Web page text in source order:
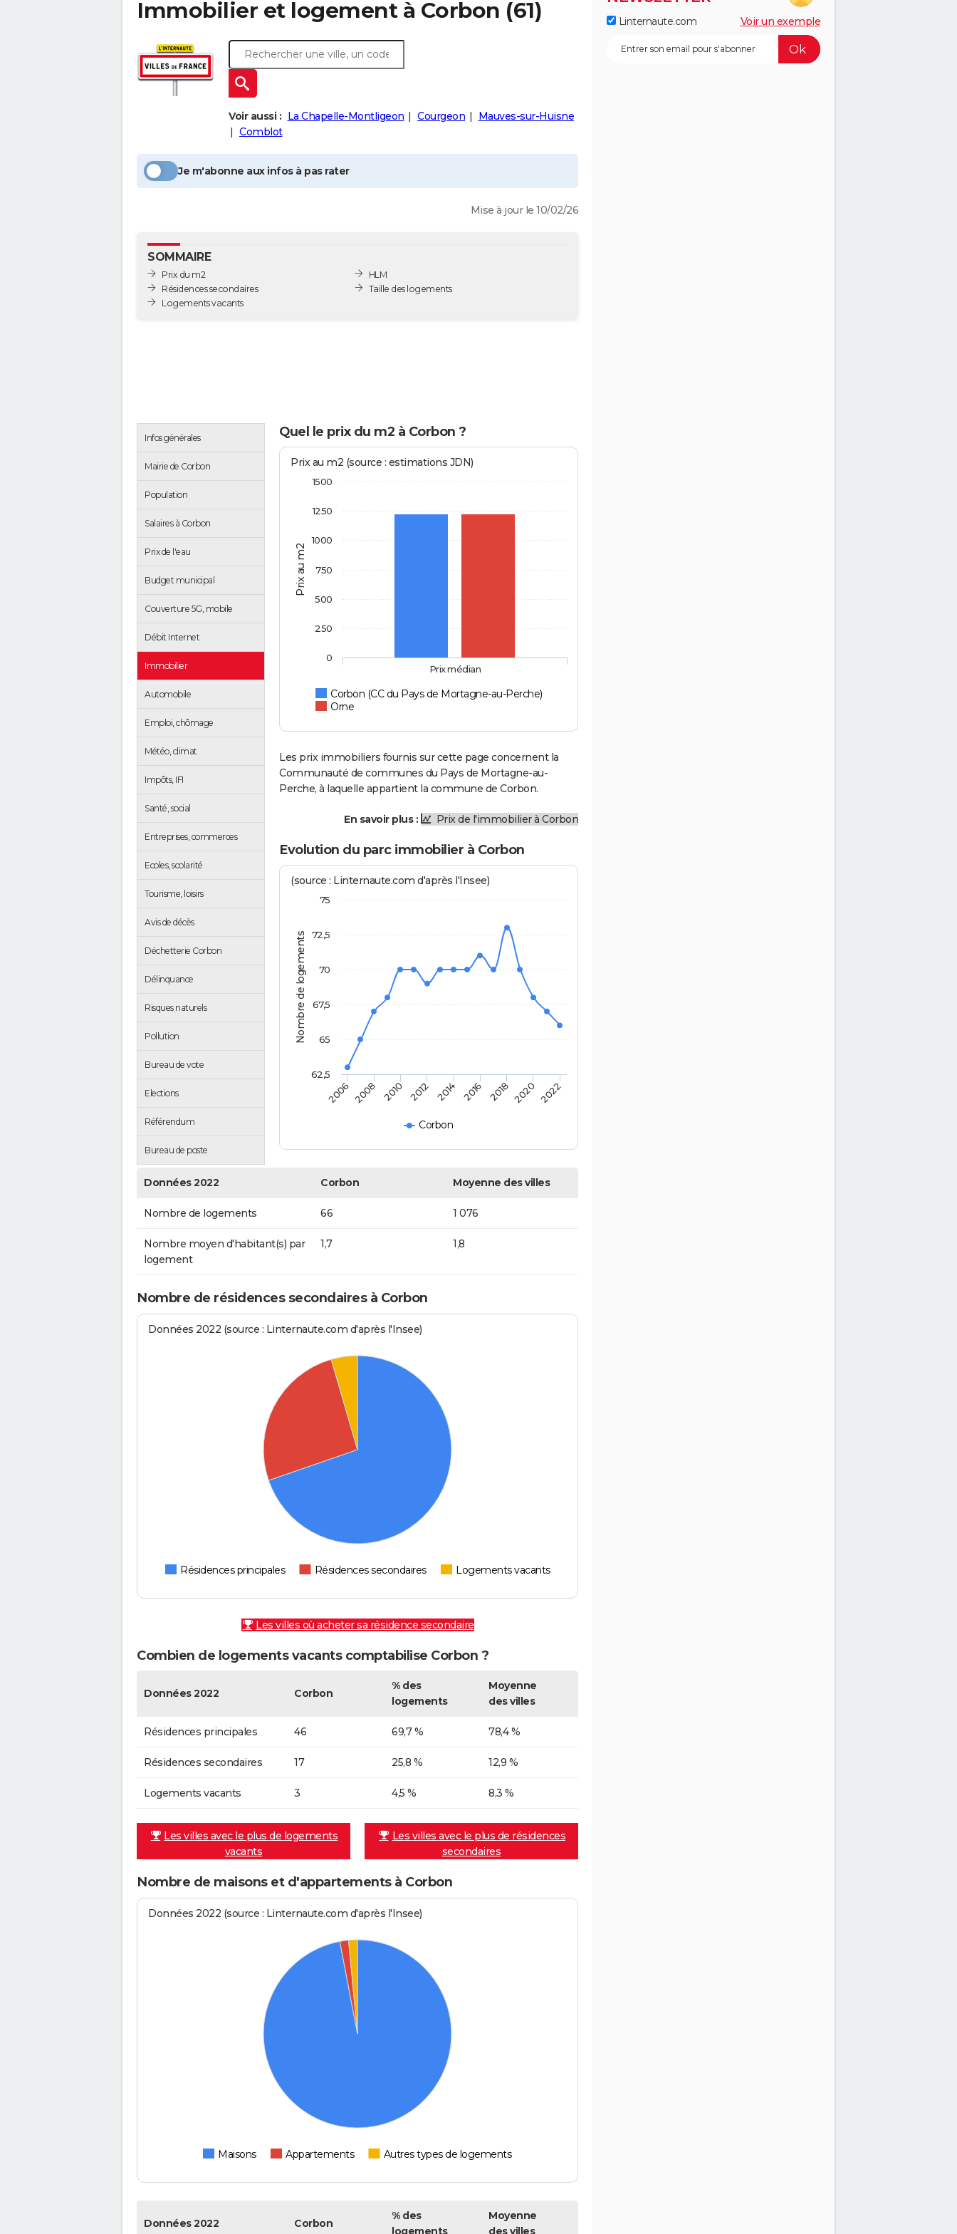
Immobilier et logement à Corbon (61)
Voir aussi : La Chapelle-Montligeon Courgeon
Mauves-sur-Huisne
Comblot
Je m'abonne aux infos à pas rater
Mise à jour le 10/02/26
SOMMAIRE
Prix du m2
Résidences secondaires
Logements vacants
HLM
Taille des logements
Infos générales
Mairie de Corbon
Population
Salaires à Corbon
Prix de l'eau
Budget municipal
Couverture 5G, mobile
Débit Internet
Immobilier
Automobile
Emploi, chômage
Météo, climat
Impôts, IFI
Santé, social
Entreprises, commerces
Ecoles, scolarité
Tourisme, loisirs
Avis de décès
Déchetterie Corbon
Délinquance
Risques naturels
Pollution
Bureau de vote
Elections
Référendum
Bureau de poste
Quel le prix du m2 à Corbon ?
Prix au m2
Prix au m2 (source : estimations JDN)
Corbon (CC du Pays de Mortagne-au-Perche)
Orne
Prix médian
0
250
500
750
1000
1250
1500
Les prix immobiliers fournis sur cette page concernent la
Communauté de communes du Pays de Mortagne-au-
Perche, à laquelle appartient la commune de Corbon.
En savoir plus : Prix de l'immobilier à Corbon
Evolution du parc immobilier à Corbon
Nombre de logements
(source : Linternaute.com d'après l'Insee)
Corbon
2006 2008 2010 2012 2014 2016 2018 2020 2022
62,5
65
67,5
70
72,5
75
Données 2022 Corbon Moyenne des villes
Nombre de logements 66 1 076
Nombre moyen d'habitant(s) par
logement
1,7 1,8
Nombre de résidences secondaires à Corbon
Données 2022 (source : Linternaute.com d'après l'Insee)
Résidences principales Résidences secondaires Logements vacants
Les villes où acheter sa résidence secondaire
Combien de logements vacants comptabilise Corbon ?
Données 2022 Corbon
% des
logements
Moyenne
des villes
Résidences principales 46 69,7 % 78,4 %
Résidences secondaires 17 25,8 % 12,9 %
Logements vacants 3 4,5 % 8,3 %
Les villes avec le plus de logements
vacants
Les villes avec le plus de résidences
secondaires
Nombre de maisons et d'appartements à Corbon
Données 2022 (source : Linternaute.com d'après l'Insee)
Maisons Appartements Autres types de logements
Données 2022 Corbon
% des
logements
Moyenne
des villes
Linternaute.com Voir un exemple